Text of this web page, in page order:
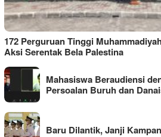
172 Perguruan Tinggi
Aksi Serentak Bela Palestina
Mahasiswa Beraudiensi
Persoalan Buruh dan
Baru Dilantik, Janji